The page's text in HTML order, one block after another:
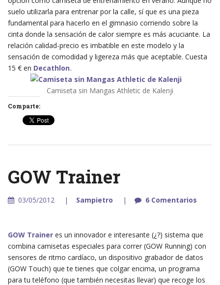
suelo utilizarla para entrenar por la calle, sí que es una pieza
fundamental para hacerlo en el gimnasio corriendo sobre la
cinta donde la sensación de calor siempre es más acuciante. La
relación calidad-precio es imbatible en este modelo y la
sensación de comodidad y ligereza más que aceptable. Cuesta
15 € en Decathlon.
Camiseta sin Mangas Athletic de Kalenji
Comparte:
GOW Trainer
03/05/2012 Sampietro 6 Comentarios
GOW Traineres un innovador e interesante (¿?) sistema que
combina camisetas especiales para correr (GOW Running) con
sensores de ritmo cardíaco, un dispositivo grabador de datos
(GOW Touch) que te tienes que colgar encima, un programa
para tu teléfono (que también necesitas llevar) que recoge los